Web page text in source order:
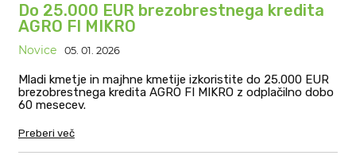
Do 25.000 EUR brezobrestnega kredita
AGRO FI MIKRO
Novice 05. 01. 2026
Mladi kmetje in majhne kmetije izkoristite do 25.000 EUR
brezobrestnega kredita AGRO FI MIKRO z odplačilno dobo
60 mesecev.
Preberi več